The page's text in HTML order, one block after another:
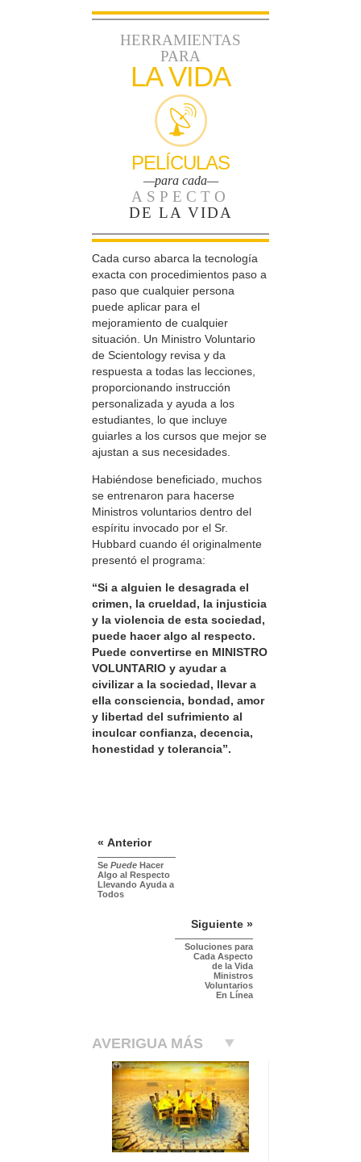
HERRAMIENTAS
PARA
LA VIDA
PELÍCULAS
—para cada—
ASPECTO
DE LA VIDA
Cada curso abarca la tecnología
exacta con procedimientos paso a
paso que cualquier persona
puede aplicar para el
mejoramiento de cualquier
situación. Un Ministro Voluntario
de Scientology revisa y da
respuesta a todas las lecciones,
proporcionando instrucción
personalizada y ayuda a los
estudiantes, lo que incluye
guiarles a los cursos que mejor se
ajustan a sus necesidades.
Habiéndose beneficiado, muchos
se entrenaron para hacerse
Ministros voluntarios dentro del
espíritu invocado por el Sr.
Hubbard cuando él originalmente
presentó el programa:
“Si a alguien le desagrada el
crimen, la crueldad, la injusticia
y la violencia de esta sociedad,
puede hacer algo al respecto.
Puede convertirse en MINISTRO
VOLUNTARIO y ayudar a
civilizar a la sociedad, llevar a
ella consciencia, bondad, amor
y libertad del sufrimiento al
inculcar confianza, decencia,
honestidad y tolerancia”.
« Anterior
Se Puede Hacer
Algo al Respecto
Llevando Ayuda a
Todos
Siguiente »
Soluciones para
Cada Aspecto
de la Vida
Ministros
Voluntarios
En Línea
AVERIGUA MÁS